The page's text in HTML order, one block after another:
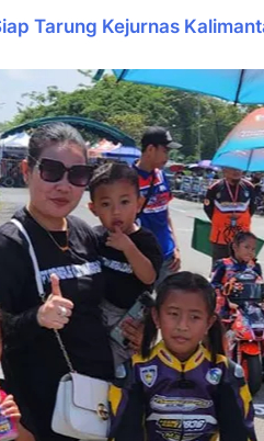
Tarung Kejurnas